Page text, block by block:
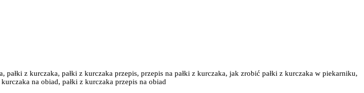
z kurczaka, pałki z kurczaka przepis, przepis na pałki z kurczaka, jak zrobić pałki z kurczaka w piekarniku,
na obiad, pałki z kurczaka przepis na obiad